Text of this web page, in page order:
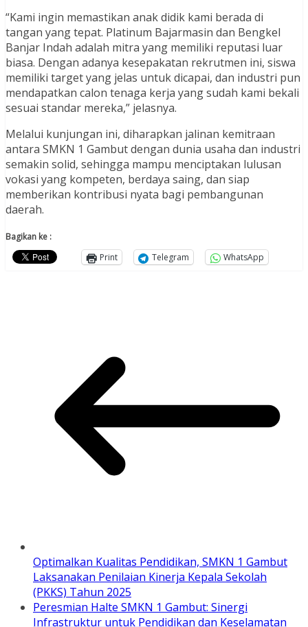
“Kami ingin memastikan anak didik kami berada di
tangan yang tepat. Platinum Bajarmasin dan Bengkel
Banjar Indah adalah mitra yang memiliki reputasi luar
biasa. Dengan adanya kesepakatan rekrutmen ini, siswa
memiliki target yang jelas untuk dicapai, dan industri pun
mendapatkan calon tenaga kerja yang sudah kami bekali
sesuai standar mereka,” jelasnya.
Melalui kunjungan ini, diharapkan jalinan kemitraan
antara SMKN 1 Gambut dengan dunia usaha dan industri
semakin solid, sehingga mampu menciptakan lulusan
vokasi yang kompeten, berdaya saing, dan siap
memberikan kontribusi nyata bagi pembangunan
daerah.
Bagikan ke :
Print
Telegram WhatsApp
Optimalkan Kualitas Pendidikan, SMKN 1 Gambut
Laksanakan Penilaian Kinerja Kepala Sekolah
(PKKS) Tahun 2025
Peresmian Halte SMKN 1 Gambut: Sinergi
Infrastruktur untuk Pendidikan dan Keselamatan